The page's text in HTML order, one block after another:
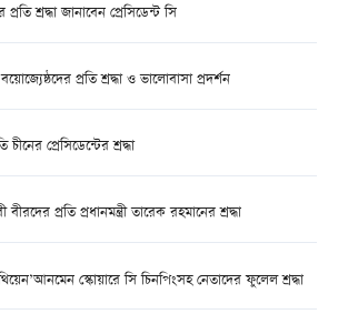
শ্রদ্ধা জানাবেন প্রেসিডেন্ট সি
প্রতি শ্রদ্ধা ও ভালোবাসা প্রদর্শন
প্রেসিডেন্টের শ্রদ্ধা
প্রতি প্রধানমন্ত্রী তারেক রহমানের শ্রদ্ধা
স্কোয়ারে সি চিনপিংসহ নেতাদের ফুলেল শ্রদ্ধা